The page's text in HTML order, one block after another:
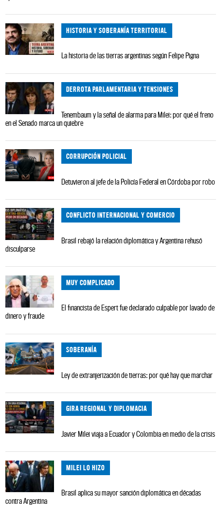
HISTORIA Y SOBERANÍA TERRITORIAL
La historia de las tierras argentinas según Felipe Pigna
DERROTA PARLAMENTARIA Y TENSIONES
Tenembaum y la señal de alarma para Milei: por qué el freno
en el Senado marca un quiebre
CORRUPCIÓN POLICIAL
Detuvieron al jefe de la Policía Federal en Córdoba por robo
CONFLICTO INTERNACIONAL Y COMERCIO
Brasil rebajó la relación diplomática y Argentina rehusó
disculparse
MUY COMPLICADO
El financista de Espert fue declarado culpable por lavado de
dinero y fraude
SOBERANÍA
Ley de extranjerización de tierras: por qué hay que marchar
GIRA REGIONAL Y DIPLOMACIA
Javier Milei viaja a Ecuador y Colombia en medio de la crisis
MILEI LO HIZO
Brasil aplica su mayor sanción diplomática en décadas
contra Argentina